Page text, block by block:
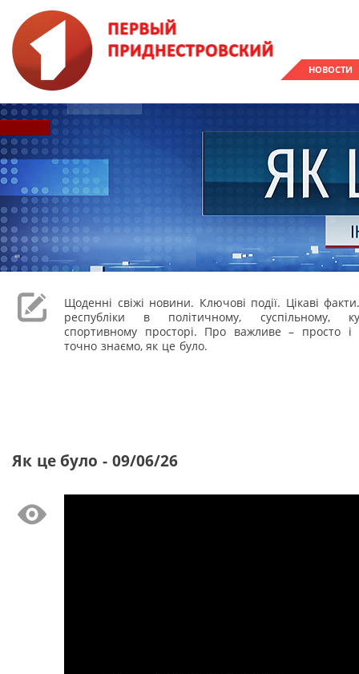
НОВОСТИ
Щоденні свіжі новини. Ключові події. Цікаві
республіки в політичному, суспільному,
спортивному просторі. Про важливе – просто і
точно знаємо, як це було.
Як це було - 09/06/26